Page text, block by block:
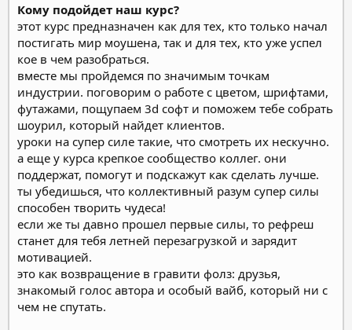
Кому подойдет наш курс?
этот курс предназначен как для тех, кто только начал
постигать мир моушена, так и для тех, кто уже успел
кое в чем разобраться.
вместе мы пройдемся по значимым точкам
индустрии. поговорим о работе с цветом, шрифтами,
футажами, пощупаем 3d софт и поможем тебе собрать
шоурил, который найдет клиентов.
уроки на супер силе такие, что смотреть их нескучно.
а еще у курса крепкое сообщество коллег. они
поддержат, помогут и подскажут как сделать лучше.
ты убедишься, что коллективный разум супер силы
способен творить чудеса!
если же ты давно прошел первые силы, то рефреш
станет для тебя летней перезагрузкой и зарядит
мотивацией.
это как возвращение в гравити фолз: друзья,
знакомый голос автора и особый вайб, который ни с
чем не спутать.